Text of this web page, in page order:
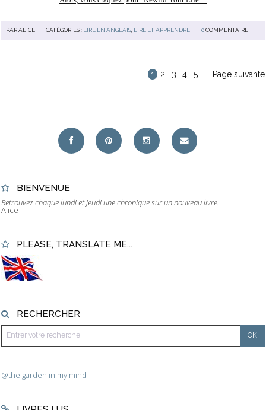
PARALICE CATÉGORIES : LIRE EN ANGLAIS, LIRE ET APPRENDRE 0 COMMENTAIRE
1 2 3 4 5 Page suivante
BIENVENUE
Retrouvez chaque lundi et jeudi une chronique sur un nouveau livre.
Alice
PLEASE, TRANSLATE ME...
RECHERCHER
@the.garden.in.my.mind